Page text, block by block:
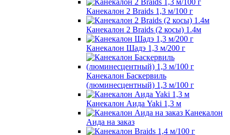
Канекалон 2 Braids 1,3 м/100 г
Канекалон 2 Braids (2 косы) 1.4м
Канекалон Шадэ 1,3 м/200 г
Канекалон Баскервиль
(люминесцентный) 1,3 м/100 г
Канекалон Аида Yaki 1,3 м
Канекалон
Аида на заказ